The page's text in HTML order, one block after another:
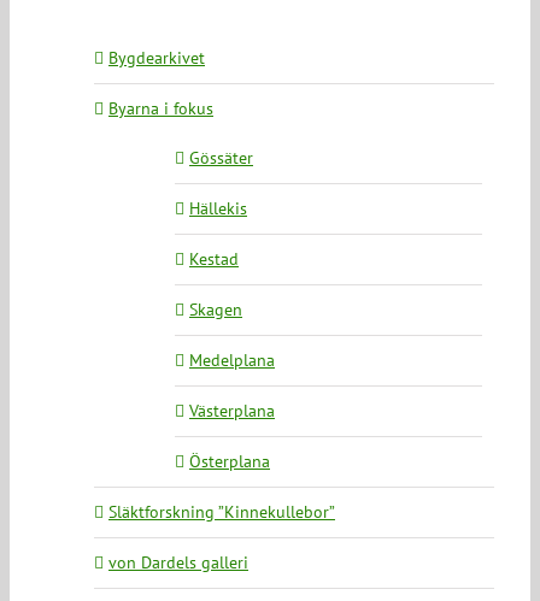
Bygdearkivet
Byarna i fokus
Gössäter
Hällekis
Kestad
Skagen
Medelplana
Västerplana
Österplana
Släktforskning ”Kinnekullebor”
von Dardels galleri